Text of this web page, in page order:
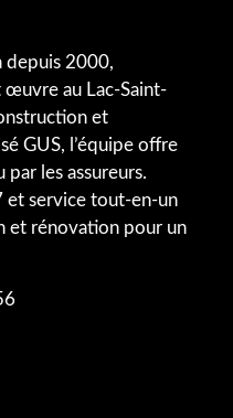
depuis 2000,
au Lac-Saint-
et
GUS, l’équipe offre
les assureurs.
et service tout-en-un
et rénovation pour un